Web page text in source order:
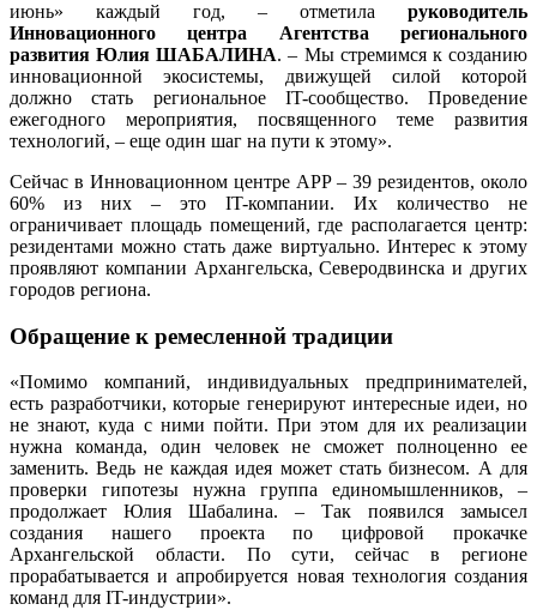
июнь» каждый год, – отметила руководитель
Инновационного центра Агентства регионального
развития Юлия ШАБАЛИНА. – Мы стремимся к созданию
инновационной экосистемы, движущей силой которой
должно стать региональное IT-сообщество. Проведение
ежегодного мероприятия, посвященного теме развития
технологий, – еще один шаг на пути к этому».
Сейчас в Инновационном центре АРР – 39 резидентов, около
60% из них – это IT-компании. Их количество не
ограничивает площадь помещений, где располагается центр:
резидентами можно стать даже виртуально. Интерес к этому
проявляют компании Архангельска, Северодвинска и других
городов региона.
Обращение к ремесленной традиции
«Помимо компаний, индивидуальных предпринимателей,
есть разработчики, которые генерируют интересные идеи, но
не знают, куда с ними пойти. При этом для их реализации
нужна команда, один человек не сможет полноценно ее
заменить. Ведь не каждая идея может стать бизнесом. А для
проверки гипотезы нужна группа единомышленников, –
продолжает Юлия Шабалина. – Так появился замысел
создания нашего проекта по цифровой прокачке
Архангельской области. По сути, сейчас в регионе
прорабатывается и апробируется новая технология создания
команд для IT-индустрии».